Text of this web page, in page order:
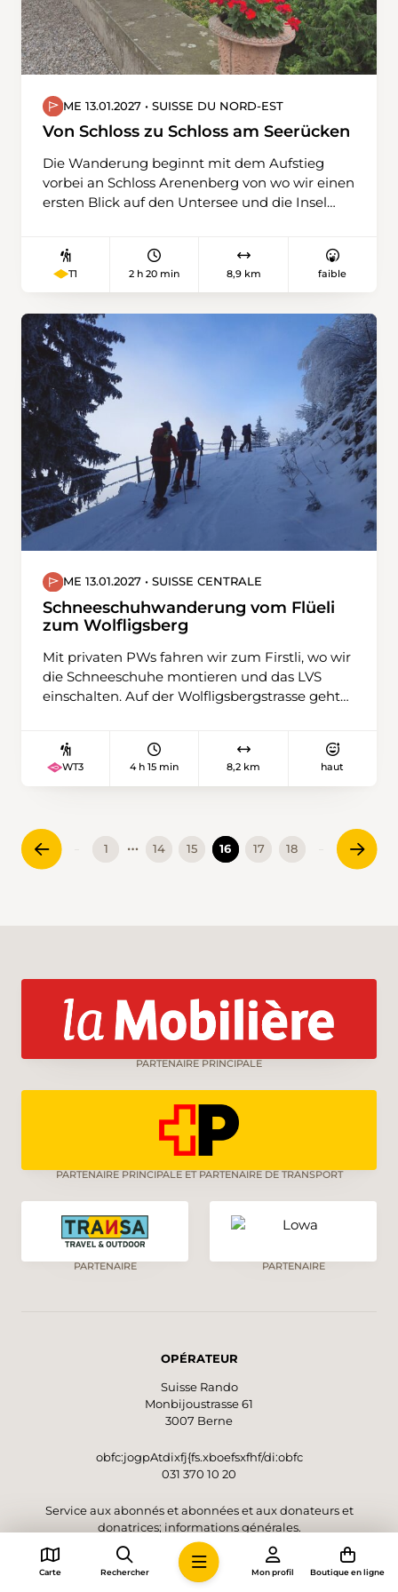
ME 13.01.2027 • SUISSE DU NORD-EST
Von Schloss zu Schloss am Seerücken
Die Wanderung beginnt mit dem Aufstieg
vorbei an Schloss Arenenberg von wo wir einen
ersten Blick auf den Untersee und die Insel
wir zum Schloss Hubberg. Schloss Hubberg ist
jedoch kaum mehr als Schloss zu erkennen,
Arenenberg. Das Hübertobel und Sangetobel
stellen uns mit kurzen, teilweise rutschigen
und wurzelbestückten Pfaden nochmals vor
eine Herausforderung. Über offenes Feld
erreichen wir das letzte Schloss, Schloss
Wolfsberg, bevor wir wieder auf Seehöhe
hinabsteigen und Ermatingen erreichen.
T1 2 h 20 min 8,9 km faible
ME 13.01.2027 • SUISSE CENTRALE
Schneeschuhwanderung vom Flüeli
zum Wolfligsberg
Mit privaten PWs fahren wir zum Firstli, wo wir
die Schneeschuhe montieren und das LVS
einschalten. Auf der Wolfligsbergstrasse geht
einige Gräben, bis wir den höchsten Punkt, die
Unterbüelenstirne, erreichen. Da geniessen wir
Unterbüelenhütte und Barfeld kehren wir zum
Ausganspunkt zurück.
WT3 4 h 15 min 8,2 km haut
1 … 14 15 16 17 18
PARTENAIRE PRINCIPALE
PARTENAIRE PRINCIPALE ET PARTENAIRE DE TRANSPORT
PARTENAIRE PARTENAIRE
OPÉRATEUR
Suisse Rando
Monbijoustrasse 61
3007 Berne
obfc:jogpAtdixfj{fs.xboefsxfhf/di:obfc
031 370 10 20
Service aux abonnés et abonnées et aux donateurs et
donatrices; informations générales.
Lundi à jeudi de 8h00 à 12h00 et de 13h30 à 17h00
Vendredi de 8h00 à 12h00 et de 13h30 à 16h00
Carte Rechercher Mon profil Boutique en ligne